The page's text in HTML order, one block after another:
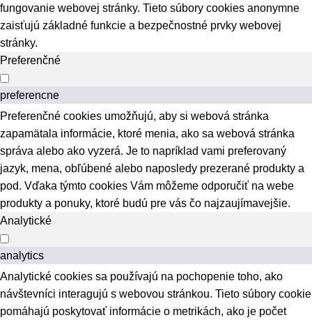
fungovanie webovej stránky. Tieto súbory cookies anonymne
zaisťujú základné funkcie a bezpečnostné prvky webovej
stránky.
Preferenčné
preferencne
Preferenčné cookies umožňujú, aby si webová stránka
zapamätala informácie, ktoré menia, ako sa webová stránka
správa alebo ako vyzerá. Je to napríklad vami preferovaný
jazyk, mena, obľúbené alebo naposledy prezerané produkty a
pod. Vďaka týmto cookies Vám môžeme odporučiť na webe
produkty a ponuky, ktoré budú pre vás čo najzaujímavejšie.
Analytické
analytics
Analytické cookies sa používajú na pochopenie toho, ako
návštevníci interagujú s webovou stránkou. Tieto súbory cookie
pomáhajú poskytovať informácie o metrikách, ako je počet